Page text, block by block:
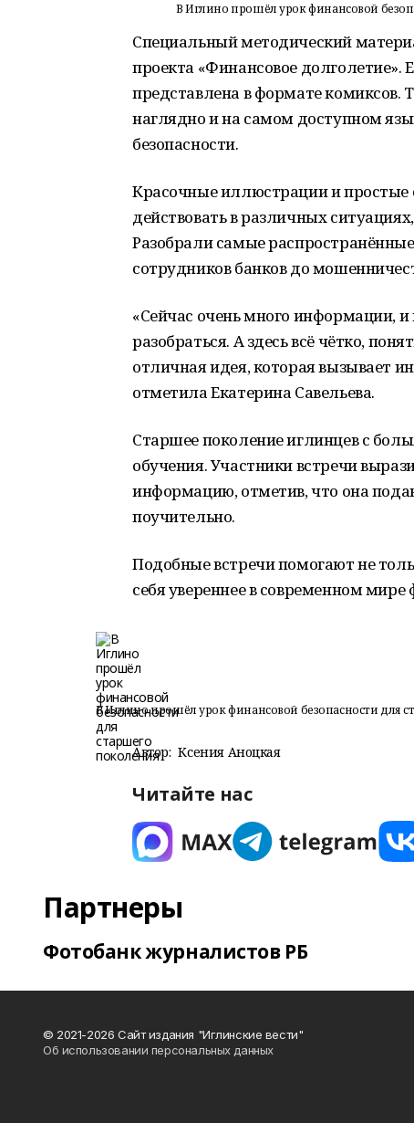
В Иглино прошёл урок финансовой
Специальный методический
проекта «Финансовое
представлена в формате комиксов.
наглядно и на самом доступном
безопасности.
Красочные иллюстрации и простые
действовать в различных
Разобрали самые
сотрудников банков до
«Сейчас очень много информации, и
разобраться. А здесь всё чётко,
отличная идея, которая вызывает
отметила Екатерина Савельева.
Старшее поколение иглинцев с
обучения. Участники встречи
информацию, отметив, что она
поучительно.
Подобные встречи помогают не
себя увереннее в современном
В Иглино прошёл урок финансовой безопасности для
Автор: Ксения Аноцкая
Читайте нас
Партнеры
Фотобанк журналистов РБ
© 2021-2026 Сайт издания "Иглинские вести"
Об использовании персональных данных